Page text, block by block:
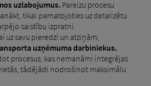
uzlabojumus.Pareizu procesu
tikai pamatojoties uz detalizētu
saistību izpratni.
uz savu pieredzi un atziņām;
uzņēmuma darbiniekus.
procesus, kas nemanāmi integrējas
tādējādi nodrošinot maksimālu